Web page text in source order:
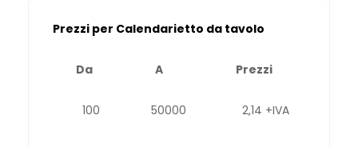
Prezzi per Calendarietto da tavolo
Da A Prezzi
100 50000 2,14 +IVA